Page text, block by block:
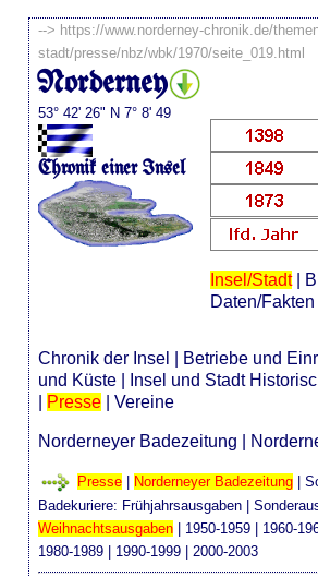
--> https://www.norderney-chronik.de/
stadt/presse/nbz/wbk/1970/seite_019.html
Norderney
53° 42' 26" N 7° 8' 49
Chronik einer Insel
Insel/Stadt|
Daten/Fakten
Chronik der Insel Betriebe und
und Küste
Insel und Stadt
Presse |Vereine
Norderneyer Badezeitung
Presse Norderneyer Badezeitung |
Badekuriere: Frühjahrsausgaben |
Weihnachtsausgaben | 1950-1959 | 1960-
1980-1989 | 1990-1999 | 2000-2003